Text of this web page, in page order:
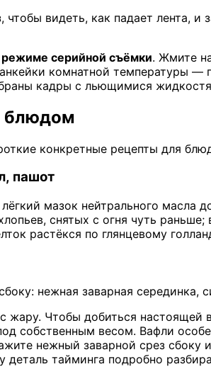
видеть, как падает лента,
режиме серийной съёмки. Жмите
комнатной температуры
кадры с льющимися
блюдом
конкретные рецепты для
пашот
мазок нейтрального масла
снятых с огня чуть
растёкся по глянцевому
нежная заварная серединка,
жару. Чтобы добиться
собственным весом. Вафли
нежный заварной срез сбоку
тайминга подробно